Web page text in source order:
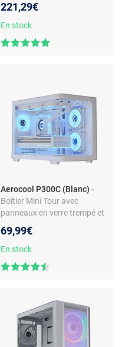
alimentation
221,29€
En stock
Aerocool P300C (Blanc) -
Boîtier Mini Tour avec
panneaux en verre trempé et
69,99€
En stock